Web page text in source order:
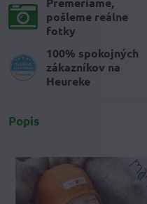
pošleme reálne
fotky
100% spokojných
zákazníkov na
Heureke
Popis